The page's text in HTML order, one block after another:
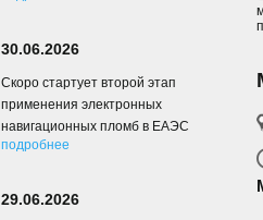
30.06.2026
Скоро стартует второй этап
применения электронных
навигационных пломб в ЕАЭС
подробнее
29.06.2026